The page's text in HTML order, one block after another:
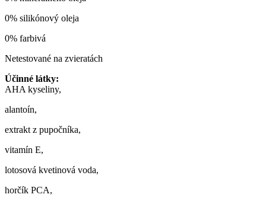
0% silikónový oleja
0% farbivá
Netestované na zvieratách
Účinné látky:
AHA kyseliny,
alantoín,
extrakt z pupočníka,
vitamín E,
lotosová kvetinová voda,
horčík PCA,